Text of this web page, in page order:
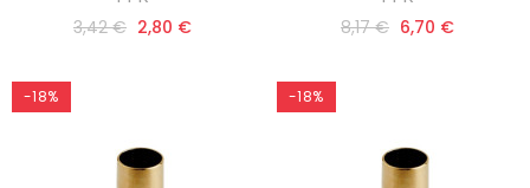
3,42 € 2,80 € 8,17 € 6,70 €
-18% -18%